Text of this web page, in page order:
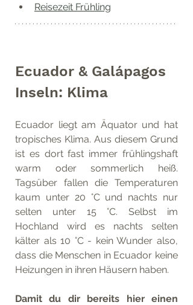
Reisezeit Frühling
Ecuador & Galápagos
Inseln: Klima
Ecuador liegt am Äquator und hat
tropisches Klima. Aus diesem Grund
ist es dort fast immer frühlingshaft
warm oder sommerlich heiß.
Tagsüber fallen die Temperaturen
kaum unter 20 °C und nachts nur
selten unter 15 °C. Selbst im
Hochland wird es nachts selten
kälter als 10 °C - kein Wunder also,
dass die Menschen in Ecuador keine
Heizungen in ihren Häusern haben.
Damit du dir bereits hier einen